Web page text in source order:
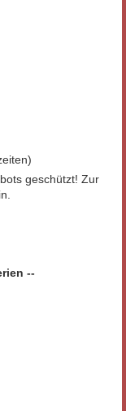
geschützt! Zur
--